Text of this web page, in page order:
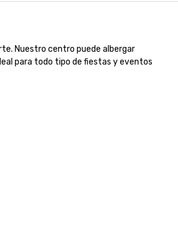
Nuestro centro puede albergar
para todo tipo de fiestas y eventos